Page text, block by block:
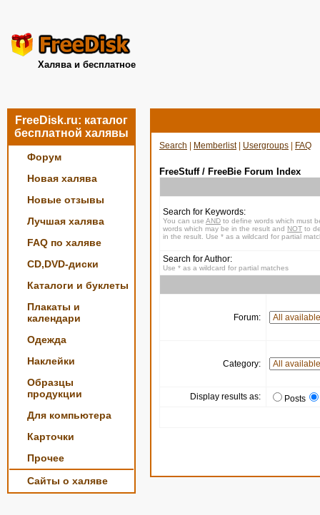
Халява и бесплатное
FreeDisk.ru: каталог
бесплатной халявы
Форум
Новая халява
Новые отзывы
Лучшая халява
FAQ по халяве
CD,DVD-диски
Каталоги и буклеты
Плакаты и
календари
Одежда
Наклейки
Образцы
продукции
Для компьютера
Карточки
Прочее
Сайты о халяве
Search Memberlist| Usergroups FAQ
FreeStuff / FreeBie Forum Index
Search for Keywords:
You can use AND to define words which must
words which may be in the result and NOT to
in the result. Use * as a wildcard for partial
Search for Author:
Use * as a wildcard for partial matches
Forum:
Category:
Display results as: Posts